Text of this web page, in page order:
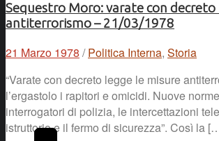
Sequestro Moro: varate con
antiterrorismo – 21/03/1978
21 Marzo 1978 / Politica Interna, Storia
“Varate con decreto legge le misure
l’ergastolo i rapitori e omicidi. Nuove
interrogatori di polizia, le intercettazioni
istruttorio e il fermo di sicurezza”. Così la